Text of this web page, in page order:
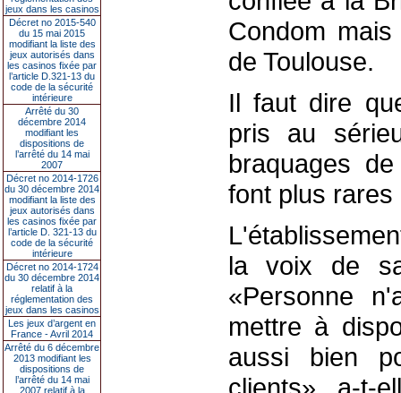
jeux dans les casinos
Décret no 2015-540
du 15 mai 2015
modifiant la liste des
jeux autorisés dans
les casinos fixée par
l’article D.321-13 du
code de la sécurité
intérieure
Arrêté du 30
décembre 2014
modifiant les
dispositions de
l’arrêté du 14 mai
2007
Décret no 2014-1726
du 30 décembre 2014
modifiant la liste des
jeux autorisés dans
les casinos fixée par
l’article D. 321-13 du
code de la sécurité
intérieure
Décret no 2014-1724
du 30 décembre 2014
relatif à la
réglementation des
jeux dans les casinos
Les jeux d’argent en
France - Avril 2014
Arrêté du 6 décembre
2013 modifiant les
dispositions de
l’arrêté du 14 mai
2007 relatif à la
Condom
de Toulouse.
Il faut dire
pris au
braquages
font plus
la voix de
«Personne
mettre à
aussi bien